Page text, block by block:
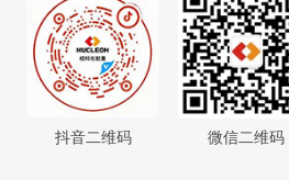
抖音二维码 微信二维码